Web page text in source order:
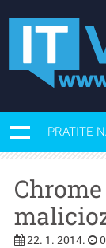
PRATITE
22. 1. 2014.